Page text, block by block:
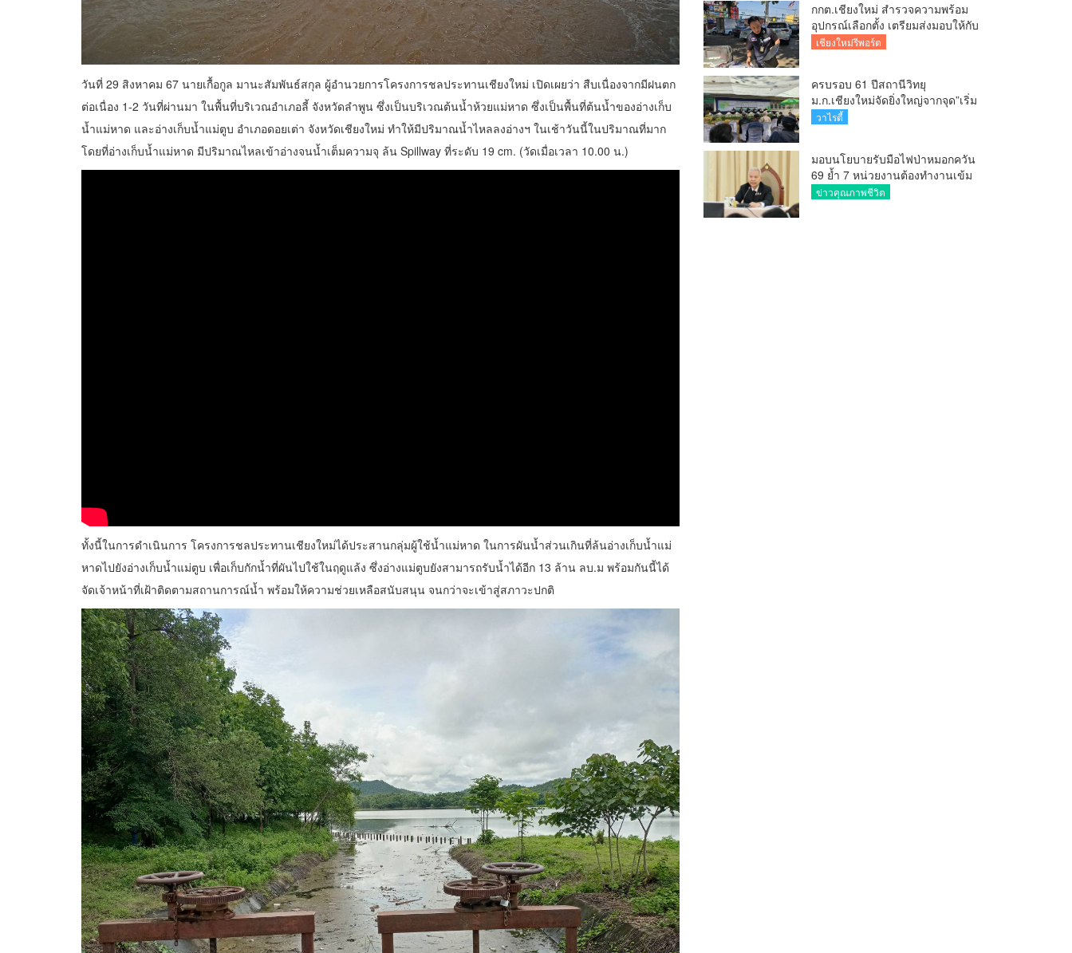
วันที่ 29 สิงหาคม 67 นายเกื้อกูล มานะสัมพันธ์สกุล ผู้อำนวยการโครงการชลประทานเชียงใหม่ เปิดเผยว่า สืบเนื่องจากมีฝนตก
ต่อเนื่อง 1-2 วันที่ผ่านมา ในพื้นที่บริเวณอำเภอลี้ จังหวัดลำพูน ซึ่งเป็นบริเวณต้นน้ำห้วยแม่หาด ซึ่งเป็นพื้นที่ต้นน้ำของอ่างเก็บ
น้ำแม่หาด และอ่างเก็บน้ำแม่ตูบ อำเภอดอยเต่า จังหวัดเชียงใหม่ ทำให้มีปริมาณน้ำไหลลงอ่างฯ ในเช้าวันนี้ในปริมาณที่มาก
โดยที่อ่างเก็บน้ำแม่หาด มีปริมาณไหลเข้าอ่างจนน้ำเต็มความจุ ล้น Spillway ที่ระดับ 19 cm. (วัดเมื่อเวลา 10.00 น.)
ทั้งนี้ในการดำเนินการ โครงการชลประทานเชียงใหม่ได้ประสานกลุ่มผู้ใช้น้ำแม่หาด ในการผันน้ำส่วนเกินที่ล้นอ่างเก็บน้ำแม่
หาดไปยังอ่างเก็บน้ำแม่ตูบ เพื่อเก็บกักน้ำที่ผันไปใช้ในฤดูแล้ง ซึ่งอ่างแม่ตูบยังสามารถรับน้ำได้อีก 13 ล้าน ลบ.ม พร้อมกันนี้ได้
จัดเจ้าหน้าที่เฝ้าติดตามสถานการณ์น้ำ พร้อมให้ความช่วยเหลือสนับสนุน จนกว่าจะเข้าสู่สภาวะปกติ
กกต.เชียงใหม่ สำรวจความพร้อม
อุปกรณ์เลือกตั้ง เตรียมส่งมอบให้กับ
ทุกหน่วยเลือกตั้งในวันพรุ่งนี้
เชียงใหม่รีพอร์ต
ครบรอบ 61 ปีสถานีวิทยุ
ม.ก.เชียงใหม่จัดยิ่งใหญ่จากจุด”เริ่ม
ต้นจากเสาไม้ไผ่ จนถึงวันที่มี
วาไรตี้
มอบนโยบายรับมือไฟป่าหมอกควัน
69 ย้ำ 7 หน่วยงานต้องทำงานเข้ม
ข้น ชี้ “ผู้ว่า” คีย์แมนสำคัญทำ
ข่าวคุณภาพชีวิต